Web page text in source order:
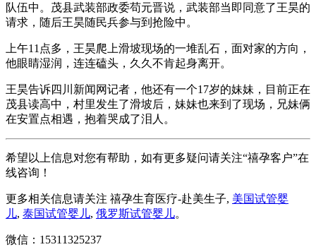
队伍中。茂县武装部政委苟元晋说，武装部当即同意了王昊的
请求，随后王昊随民兵参与到抢险中。
上午11点多，王昊爬上滑坡现场的一堆乱石，面对家的方向，
他眼睛湿润，连连磕头，久久不肯起身离开。
王昊告诉四川新闻网记者，他还有一个17岁的妹妹，目前正在
茂县读高中，村里发生了滑坡后，妹妹也来到了现场，兄妹俩
在安置点相遇，抱着哭成了泪人。
希望以上信息对您有帮助，如有更多疑问请关注“禧孕客户”在
线咨询！
更多相关信息请关注 禧孕生育医疗-赴美生子, 美国试管婴
儿, 泰国试管婴儿, 俄罗斯试管婴儿。
微信：15311325237